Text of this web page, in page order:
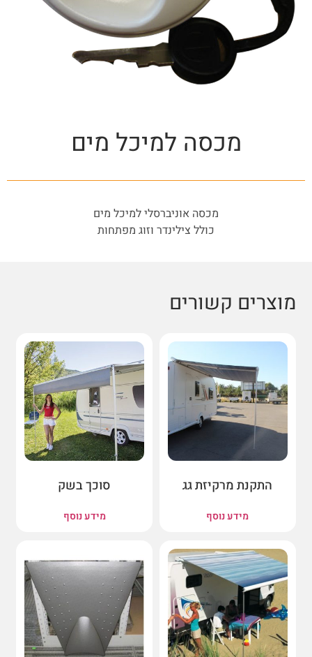
מכסה למיכל מים
מכסה אוניברסלי למיכל מים
כולל צילינדר וזוג מפתחות
מוצרים קשורים
התקנת מרקיזת גג
מידע נוסף
סוכך בשק
מידע נוסף